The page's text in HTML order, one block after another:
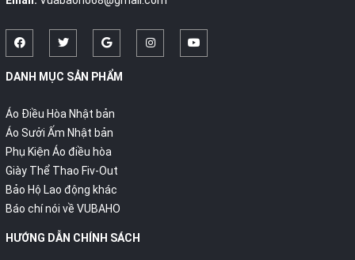
DANH MỤC SẢN PHẨM
Áo Điều Hòa Nhật bản
Áo Sưởi Ấm Nhật bản
Phụ Kiện Áo điều hòa
Giày Thể Thao Fiv-Out
Bảo Hộ Lao động khác
Báo chí nói về VUBAHO
HƯỚNG DẪN CHÍNH SÁCH